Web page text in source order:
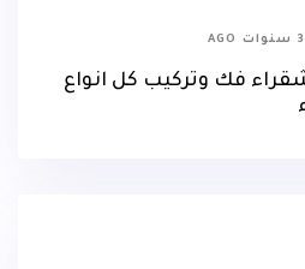
3 سنوات AGO
فك وتركيب كل انواع